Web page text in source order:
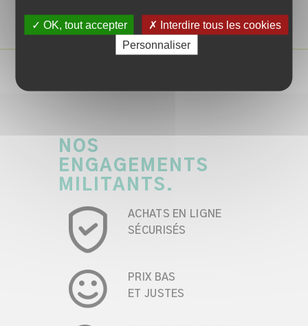
NOS
ENGAGEMENTS
MILITANTS.
ACHATS EN LIGNE
SÉCURISÉS
PRIX BAS
ET JUSTES
✓ OK, tout accepter
✗ Interdire tous les cookies
Personnaliser